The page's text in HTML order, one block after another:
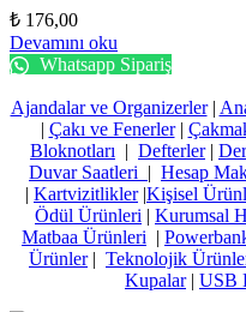
₺ 176,00
Devamını oku
Whatsapp Sipariş
Ajandalar ve Organizerler|
| Çakı ve Fenerler|
Bloknotları | Defterler|
Duvar Saatleri | Hesap
| Kartvizitlikler|Kişisel
Ödül Ürünleri | Kurumsal
Matbaa Ürünleri |
Ürünler| Teknolojik
Kupalar| USB